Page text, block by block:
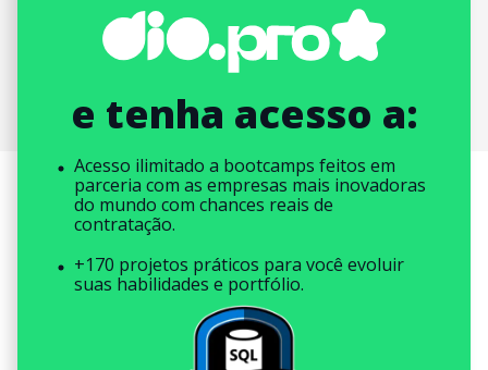
e tenha acesso a:
Acesso ilimitado a bootcamps feitos em
parceria com as empresas mais inovadoras
do mundo com chances reais de
contratação.
+170 projetos práticos para você evoluir
suas habilidades e portfólio.